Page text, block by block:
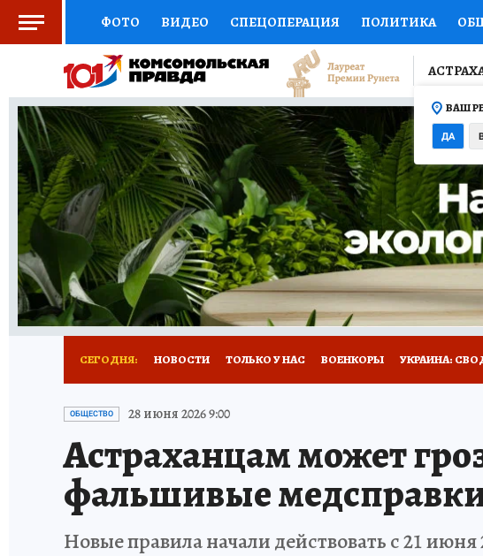
ФОТО ВИДЕО СПЕЦОПЕРАЦИЯ ПОЛИТИКА
СОЦПОДДЕРЖКА НАУКА СПОРТ КОЛУМНИСТЫ
ВЫБОР ЭКСПЕРТОВ ДОКТОР ФИНАНСЫ
КНИЖНАЯ ПОЛКА ПРОГНОЗЫ НА СПОРТ
ПРЕСС-ЦЕНТР НЕДВИЖИМОСТЬ ТЕЛЕВИЗОР
РАДИО КП РЕКЛАМА ТЕСТЫ НОВОЕ НА САЙТЕ
ВАШ
ДА
СЕГОДНЯ: НОВОСТИ ТОЛЬКО У НАС ВОЕНКОРЫ УКРАИНА:
ИСПЫТАНО НА СЕБЕ
ОБЩЕСТВО 28 июня 2026 9:00
Астраханцам может
фальшивые
Новые правила начали действовать с 21 июня